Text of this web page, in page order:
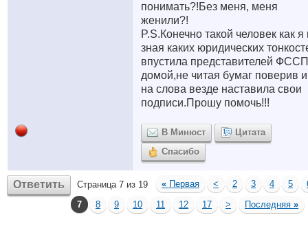
понимать?!Без меня, меня
женили?!
P.S.Конечно такой человек как я
зная каких юридических
впустила представителей ФССП
домой,не читая бумаг поверив
на слова везде наставила свои
подписи.Прошу помочь!!!
В Минюст
Цитата
Спасибо
Ответить Страница 7 из 19 « Первая < 2 3 4 5
7
8 9 10 11 12 17 > Последняя »